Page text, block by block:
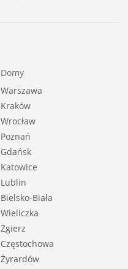
Domy
Warszawa
Kraków
Wrocław
Poznań
Gdańsk
Katowice
Lublin
Bielsko-Biała
Wieliczka
Zgierz
Częstochowa
Żyrardów